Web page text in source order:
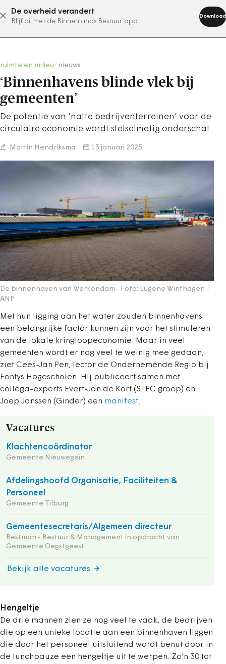
De overheid verandert
Blijf bij met de Binnenlands Bestuur app
Download
abonneer nu
ruimte en milieu nieuws
‘Binnenhavens blinde vlek bij
gemeenten’
De potentie van ‘natte bedrijventerreinen’ voor de
circulaire economie wordt stelselmatig onderschat.
Martin Hendriksma 13 januari 2025
De binnenhaven van Werkendam - Foto: Eugene Winthagen -
ANP
Met hun ligging aan het water zouden binnenhavens
een belangrijke factor kunnen zijn voor het stimuleren
van de lokale kringloopeconomie. Maar in veel
gemeenten wordt er nog veel te weinig mee gedaan,
ziet Cees-Jan Pen, lector de Ondernemende Regio bij
Fontys Hogescholen. Hij publiceert samen met
collega-experts Evert-Jan de Kort (STEC groep) en
Joep Janssen (Ginder) een manifest.
Vacatures
Klachtencoördinator
Gemeente Nieuwegein
Afdelingshoofd Organisatie, Faciliteiten &
Personeel
Gemeente Tilburg
Gemeentesecretaris/Algemeen directeur
Bestman - Bestuur & Management in opdracht van
Gemeente Oegstgeest
Bekijk alle vacatures
Hengeltje
De drie mannen zien ze nog veel te vaak, de bedrijven
die op een unieke locatie aan een binnenhaven liggen
die door het personeel uitsluitend wordt benut door in
de lunchpauze een hengeltje uit te werpen. Zo’n 30 tot